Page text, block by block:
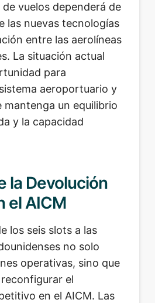
vuelos dependerá de
las nuevas tecnologías
entre las aerolíneas
La situación actual
para
aeroportuario y
mantenga un equilibrio
y la capacidad
la Devolución
el AICM
los seis slots a las
no solo
operativas, sino que
el
en el AICM. Las